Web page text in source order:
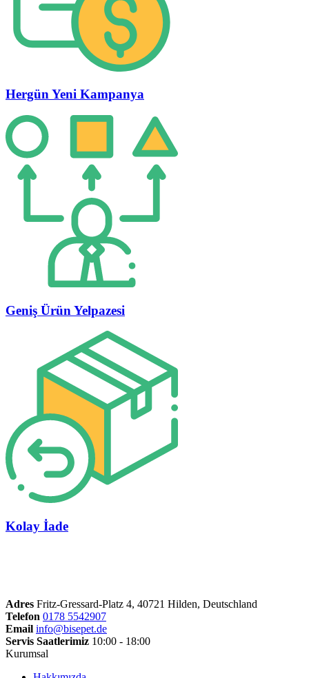
Hergün Yeni Kampanya
Geniş Ürün Yelpazesi
Kolay İade
Adres Fritz-Gressard-Platz 4, 40721 Hilden, Deutschland
Telefon 0178 5542907
Email info@bisepet.de
Servis Saatlerimiz 10:00 - 18:00
Kurumsal